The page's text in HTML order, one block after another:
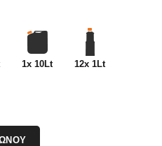
1x 10Lt 12x 1Lt